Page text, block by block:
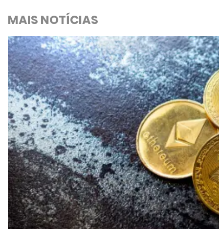
MAIS NOTÍCIAS